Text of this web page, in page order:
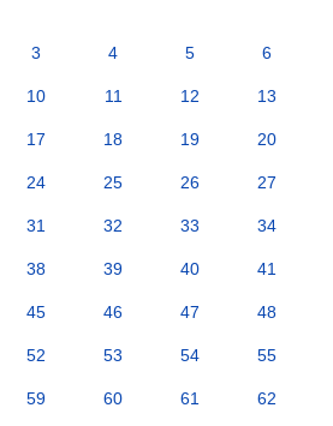
3 4 5 6
10 11 12 13
17 18 19 20
24 25 26 27
31 32 33 34
38 39 40 41
45 46 47 48
52 53 54 55
59 60 61 62